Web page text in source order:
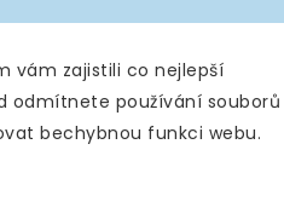
vám zajistili co nejlepší
odmítnete používání souborů
bechybnou funkci webu.